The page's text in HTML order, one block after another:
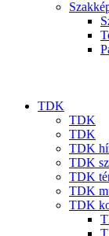
TDK
TDK
TDK
TDK
TDK
TDK
TDK
TDK